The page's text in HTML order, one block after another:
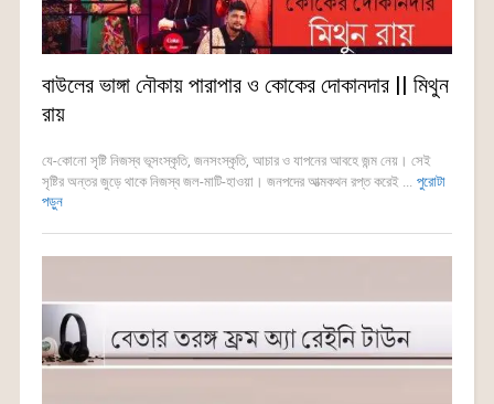
বাউলের ভাঙ্গা নৌকায় পারাপার ও কোকের দোকানদার || মিথুন
রায়
যে-কোনো সৃষ্টি নিজস্ব ভূসংস্কৃতি, জনসংস্কৃতি, আচার ও যাপনের আবহে জন্ম নেয়। সেই
সৃষ্টির অন্তর জুড়ে থাকে নিজস্ব জল-মাটি-হাওয়া। জনপদের আত্মকথন রপ্ত করেই ... পুরোটা
পড়ুন